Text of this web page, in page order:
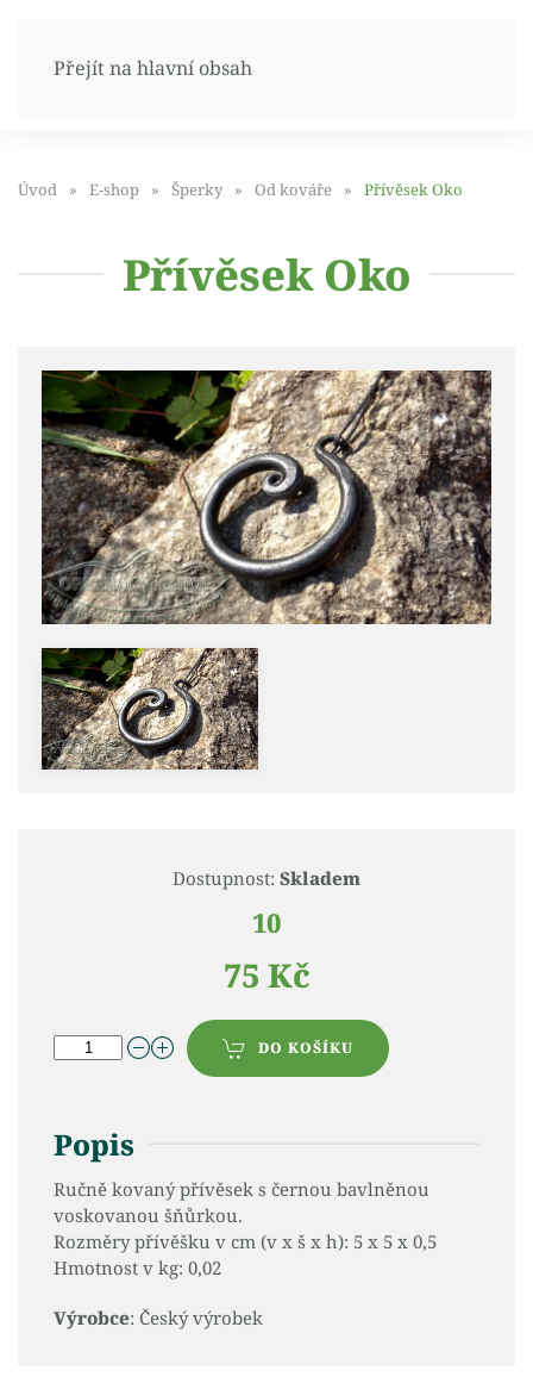
Přejít na hlavní obsah
Úvod E-shop Šperky Od kováře Přívěsek Oko
Přívěsek Oko
Dostupnost: Skladem
10
75 Kč
DO KOŠÍKU
Popis
Ručně kovaný přívěsek s černou bavlněnou
voskovanou šňůrkou.
Rozměry přívěšku v cm (v x š x h): 5 x 5 x 0,5
Hmotnost v kg: 0,02
Výrobce: Český výrobek